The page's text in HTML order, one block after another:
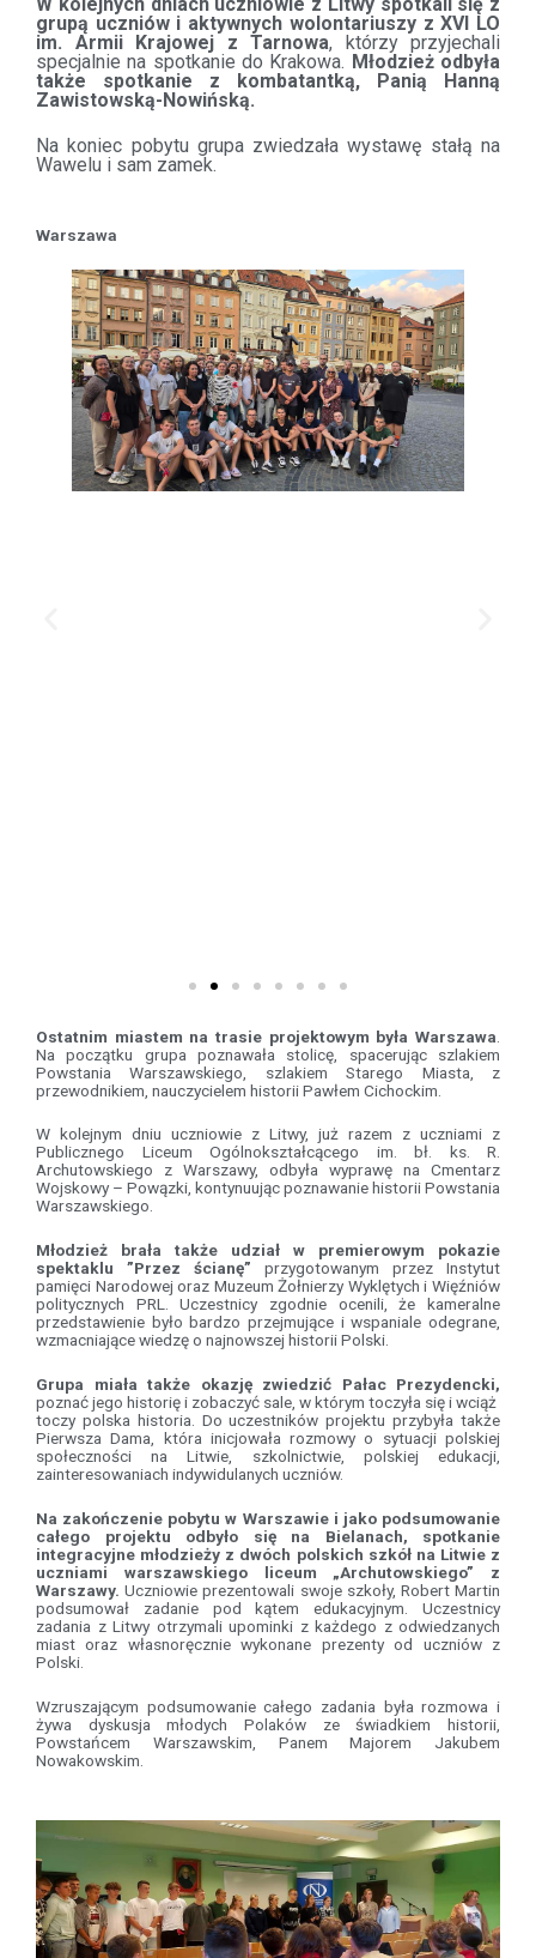
grupą uczniów i aktywnych wolontariuszy z XVI LO
im. Armii Krajowej z Tarnowa, którzy przyjechali
specjalnie na spotkanie do Krakowa. Młodzież odbyła
także spotkanie z kombatantką, Panią Hanną
Zawistowską-Nowińską.
Na koniec pobytu grupa zwiedzała wystawę stałą na
Wawelu i sam zamek.
Warszawa
Ostatnim miastem na trasie projektowym była Warszawa
Na początku grupa poznawała stolicę, spacerując szlakiem
Powstania Warszawskiego, szlakiem Starego Miasta, z
przewodnikiem, nauczycielem historii Pawłem Cichockim.
W kolejnym dniu uczniowie z Litwy, już razem z uczniami z
Publicznego Liceum Ogólnokształcącego im. bł. ks. R.
Archutowskiego z Warszawy, odbyła wyprawę na Cmentarz
Wojskowy – Powązki, kontynuując poznawanie historii Powstania
Warszawskiego.
Młodzież brała także udział w premierowym pokazie
spektaklu ”Przez ścianę” przygotowanym przez Instytut
pamięci Narodowej oraz Muzeum Żołnierzy Wyklętych i Więźniów
politycznych PRL. Uczestnicy zgodnie ocenili, że kameralne
przedstawienie było bardzo przejmujące i wspaniale odegrane,
wzmacniające wiedzę o najnowszej historii Polski.
Grupa miała także okazję zwiedzić Pałac Prezydencki,
poznać jego historię i zobaczyć sale, w którym toczyła się i wciąż
toczy polska historia. Do uczestników projektu przybyła także
Pierwsza Dama, która inicjowała rozmowy o sytuacji polskiej
społeczności na Litwie, szkolnictwie, polskiej edukacji,
zainteresowaniach indywidulanych uczniów.
Na zakończenie pobytu w Warszawie i jako podsumowanie
całego projektu odbyło się na Bielanach, spotkanie
integracyjne młodzieży z dwóch polskich szkół na Litwie z
uczniami warszawskiego liceum „Archutowskiego” z
Warszawy. Uczniowie prezentowali swoje szkoły, Robert Martin
podsumował zadanie pod kątem edukacyjnym. Uczestnicy
zadania z Litwy otrzymali upominki z każdego z odwiedzanych
miast oraz własnoręcznie wykonane prezenty od uczniów z
Polski.
Wzruszającym podsumowanie całego zadania była rozmowa i
żywa dyskusja młodych Polaków ze świadkiem historii,
Powstańcem Warszawskim, Panem Majorem Jakubem
Nowakowskim.